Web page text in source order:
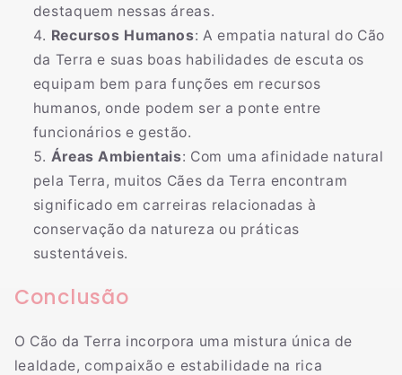
destaquem nessas áreas.
Recursos Humanos: A empatia natural do Cão
da Terra e suas boas habilidades de escuta os
equipam bem para funções em recursos
humanos, onde podem ser a ponte entre
funcionários e gestão.
Áreas Ambientais: Com uma afinidade natural
pela Terra, muitos Cães da Terra encontram
significado em carreiras relacionadas à
conservação da natureza ou práticas
sustentáveis.
Conclusão
O Cão da Terra incorpora uma mistura única de
lealdade, compaixão e estabilidade na rica